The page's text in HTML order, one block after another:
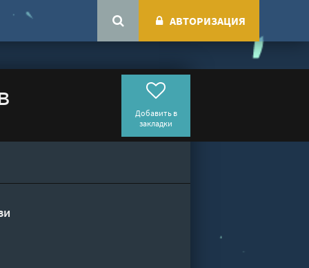
АВТОРИЗАЦИЯ
Добавить в
закладки